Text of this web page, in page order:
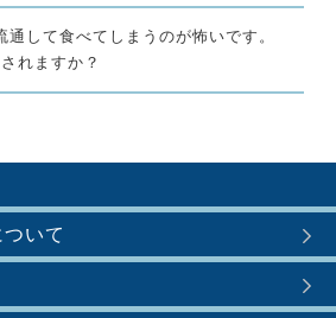
して食べてしまうのが怖いです。
れますか？
いて